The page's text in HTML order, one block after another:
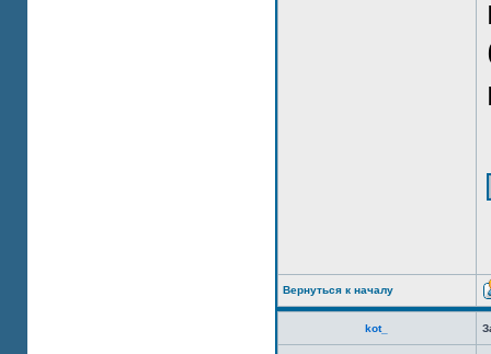
Вернуться к началу
kot_